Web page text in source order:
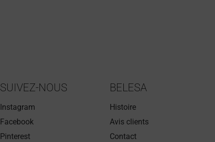
SUIVEZ-NOUS
Instagram
Facebook
Pinterest
BELESA
Histoire
Avis clients
Contact